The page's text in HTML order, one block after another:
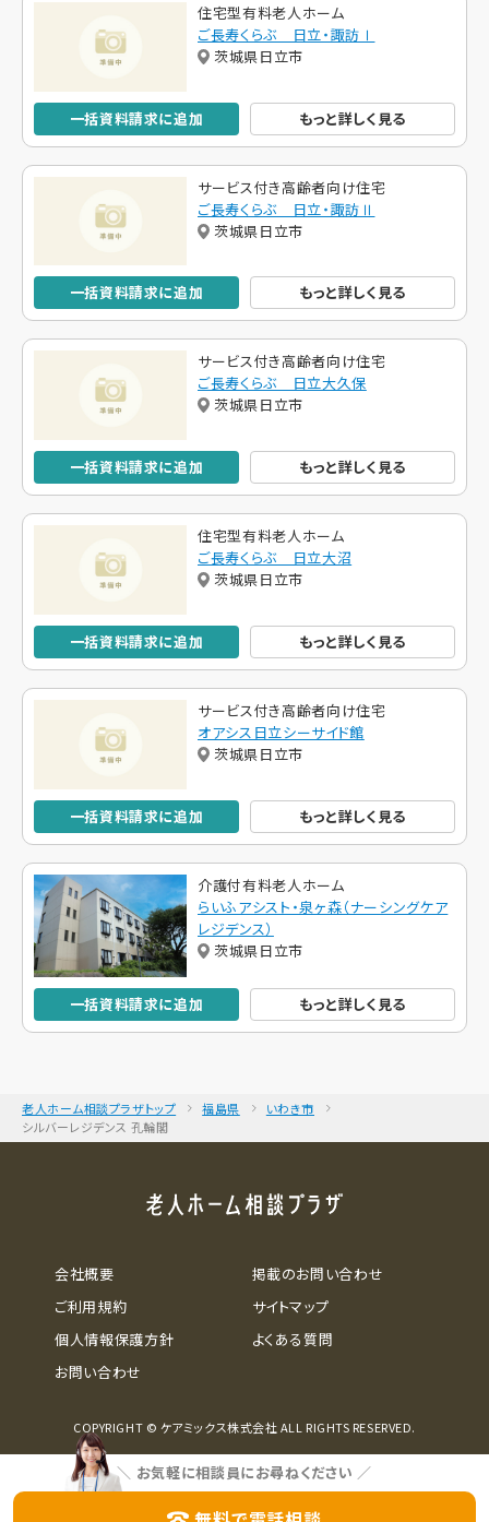
住宅型有料老人ホーム
ご長寿くらぶ 日立・諏訪Ⅰ
茨城県日立市
一括資料請求に追加 もっと詳しく見る
サービス付き高齢者向け住宅
ご長寿くらぶ 日立・諏訪Ⅱ
茨城県日立市
一括資料請求に追加 もっと詳しく見る
サービス付き高齢者向け住宅
ご長寿くらぶ 日立大久保
茨城県日立市
一括資料請求に追加 もっと詳しく見る
住宅型有料老人ホーム
ご長寿くらぶ 日立大沼
茨城県日立市
一括資料請求に追加 もっと詳しく見る
サービス付き高齢者向け住宅
オアシス日立シーサイド館
茨城県日立市
一括資料請求に追加 もっと詳しく見る
介護付有料老人ホーム
らいふアシスト・泉ヶ森（ナーシングケア
レジデンス）
茨城県日立市
一括資料請求に追加 もっと詳しく見る
老人ホーム相談プラザトップ 福島県
いわき市
シルバーレジデンス 孔輪閣
＼ お気軽に相談員にお尋ねください ／
会社概要
ご利用規約
個人情報保護方針
お問い合わせ
掲載のお問い合わせ
サイトマップ
よくある質問
COPYRIGHT © ケアミックス株式会社 ALL RIGHTS RESERVED.